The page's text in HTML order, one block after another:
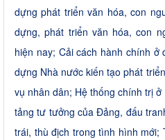
dựng phát triển văn hóa, con
dựng, phát triển văn hóa, con
hiện nay; Cải cách hành chính
dựng Nhà nước kiến tạo phát
vụ nhân dân; Hệ thống chính trị
tảng tư tưởng của Đảng, đấu
trái, thù địch trong tình hình mới;